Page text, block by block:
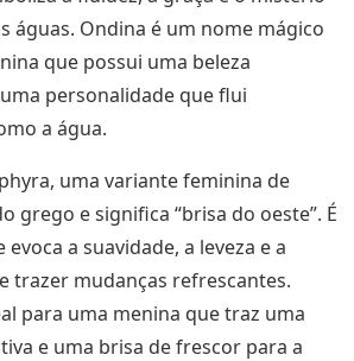
águas. Ondina é um nome mágico
que possui uma beleza
personalidade que flui
a água.
uma variante feminina de
grego e significa “brisa do oeste”. É
a suavidade, a leveza e a
trazer mudanças refrescantes.
para uma menina que traz uma
e uma brisa de frescor para a